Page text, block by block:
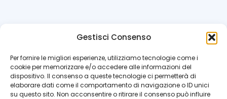
Gestisci Consenso
Per fornire le migliori esperienze, utilizziamo tecnologie come i
cookie per memorizzare e/o accedere alle informazioni del
dispositivo. Il consenso a queste tecnologie ci permetterà di
elaborare dati come il comportamento di navigazione o ID unici
su questo sito. Non acconsentire o ritirare il consenso può influire
azzurrissimo.it
Il blog di riferimento per i tifosi del Napoli. News, interviste,
pagelle e calciomercato. Testata giornalistica registrata
al Tribunale di Napoli (n. 48 dell’08/10/2012). Direttore Luca